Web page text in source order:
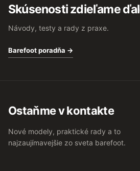
Skúsenosti zdieľame
Návody, testy a rady z praxe.
Barefoot poradňa →
Ostaňme v kontakte
Nové modely, praktické rady a to
najzaujímavejšie zo sveta barefoot.